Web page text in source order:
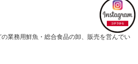
業務用鮮魚・総合食品の卸、販売を営んでい